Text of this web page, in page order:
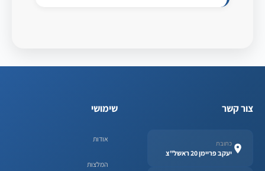
צור קשר
כתובת
יעקב פריימן 20 ראשל"צ
שימושי
אודות
המלצות